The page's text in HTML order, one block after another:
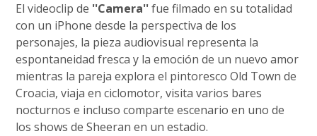
El videoclip de ''Camera''fue filmado en su totalidad
con un iPhone desde la perspectiva de los
personajes, la pieza audiovisual representa la
espontaneidad fresca y la emoción de un nuevo amor
mientras la pareja explora el pintoresco Old Town de
Croacia, viaja en ciclomotor, visita varios bares
nocturnos e incluso comparte escenario en uno de
los shows de Sheeran en un estadio.